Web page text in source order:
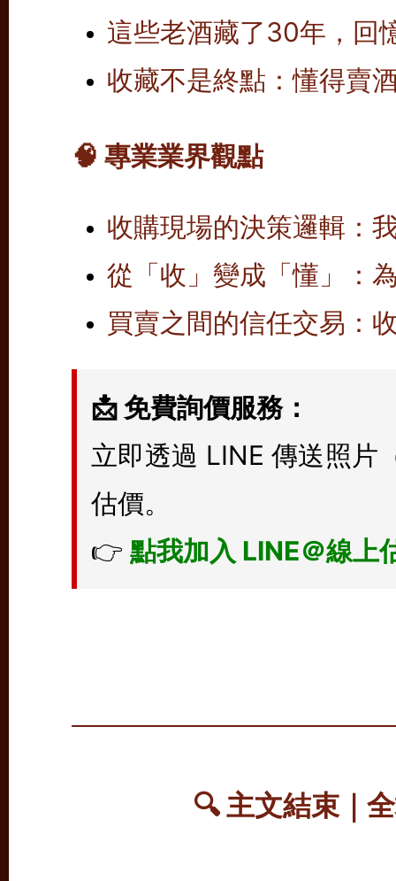
這些老酒藏了30年，回
收藏不是終點：懂得賣
🧠 專業業界觀點
收購現場的決策邏輯：
從「收」變成「懂」：
買賣之間的信任交易：
📩 免費詢價服務：
立即透過 LINE 傳送照片
估價。
👉 點我加入 LINE＠線上
🔍 主文結束｜